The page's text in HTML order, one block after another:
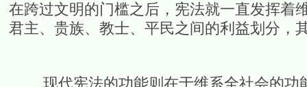
在跨过文明的门槛之后，宪法就一直发挥着
君主、贵族、教士、平民之间的利益划分，
现代宪法的功能则在于维系全社会的功